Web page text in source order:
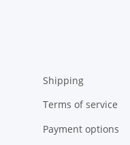
Shipping
Terms of service
Payment options